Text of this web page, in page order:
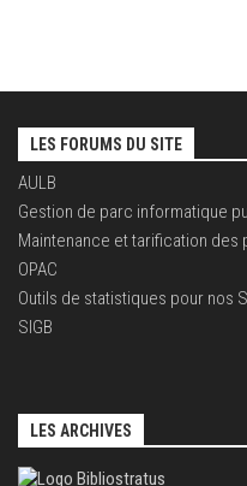
LES FORUMS DU SITE
AULB
Gestion de parc informatique
Maintenance et tarification des
OPAC
Outils de statistiques pour nos
SIGB
LES ARCHIVES